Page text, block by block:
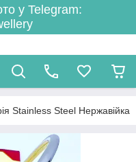
у Telegram:
Stainless Steel Нержавійка